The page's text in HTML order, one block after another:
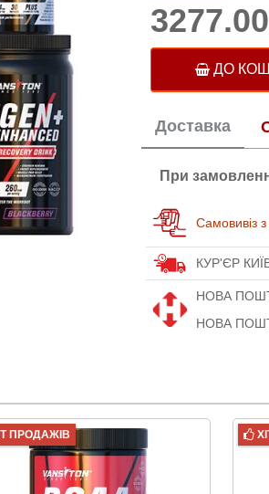
ДО
Доставка
При
Самовивіз
КУР'ЄР
НОВА
НОВА
ПРОДАЖІВ